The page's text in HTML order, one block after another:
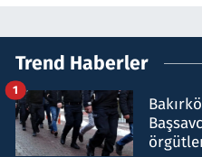
Trend Haberler
1